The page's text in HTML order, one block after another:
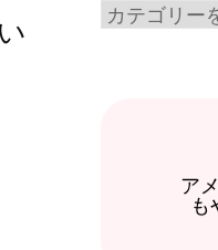
Articles
ア
も